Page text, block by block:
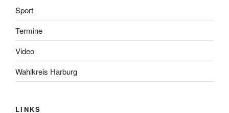
Sport
Termine
Video
Wahlkreis Harburg
LINKS